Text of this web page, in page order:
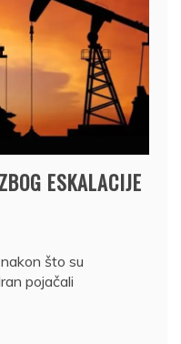
ESKALACIJE
što su
pojačali